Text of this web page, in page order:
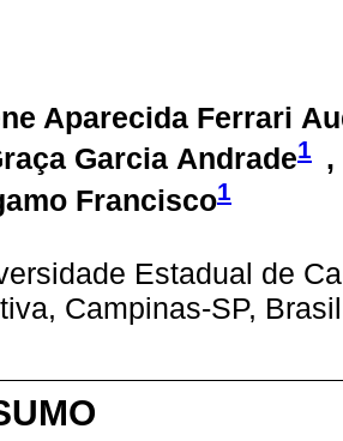
Aparecida Ferrari
Garcia Andrade1 ,
Francisco1
Estadual de
Campinas-SP, Brasil